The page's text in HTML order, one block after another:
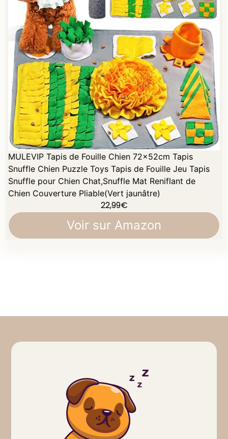
MULEVIP Tapis de Fouille Chien 72×52cm Tapis
Snuffle Chien Puzzle Toys Tapis de Fouille Jeu Tapis
Snuffle pour Chien Chat,Snuffle Mat Reniflant de
Chien Couverture Pliable(Vert jaunâtre)
22,99€
Voir sur Amazon